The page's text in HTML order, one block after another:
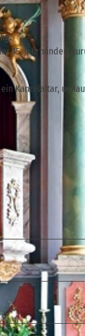
15. Jahrhundert
Kanzelaltar,